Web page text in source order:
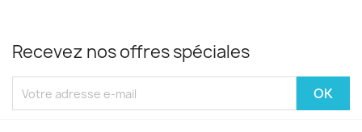
Recevez nos offres spéciales